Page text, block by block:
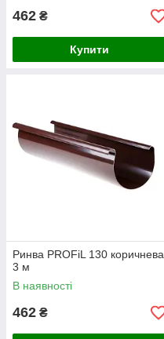
462 ₴
Купити
Ринва PROFiL 130 коричнева
3 м
В наявності
462 ₴